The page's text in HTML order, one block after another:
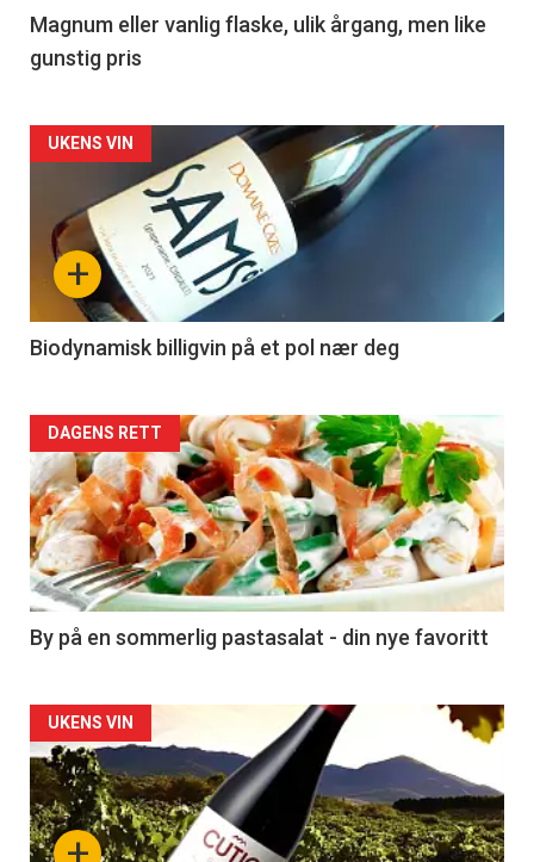
3
Magnum eller vanlig flaske, ulik årgang, men like
gunstig pris
Forsiden
akkurat
nå
4
+
UKENS VIN
Biodynamisk billigvin på et pol nær deg
Forsiden
akkurat
nå
-
5
DAGENS RETT
By på en sommerlig pastasalat - din nye favoritt
Forsiden
akkurat
nå
UKENS VIN